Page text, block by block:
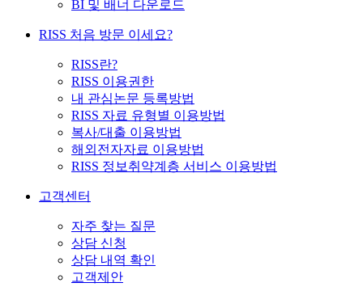
BI 및 배너 다운로드
RISS 처음 방문 이세요?
RISS란?
RISS 이용권한
내 관심논문 등록방법
RISS 자료 유형별 이용방법
복사/대출 이용방법
해외전자자료 이용방법
RISS 정보취약계층 서비스 이용방법
고객센터
자주 찾는 질문
상담 신청
상담 내역 확인
고객제안